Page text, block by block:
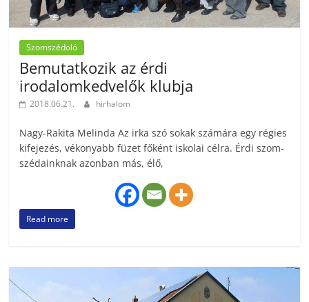
Szomszédoló
Bemutatkozik az érdi
irodalomkedvelők klubja
2018.06.21. hirhalom
Nagy-Rakita Melinda Az irka szó sokak számára egy régies
kifejezés, vékonyabb füzet főként iskolai célra. Érdi szom­
szé­dainknak azonban más, élő,
Read more